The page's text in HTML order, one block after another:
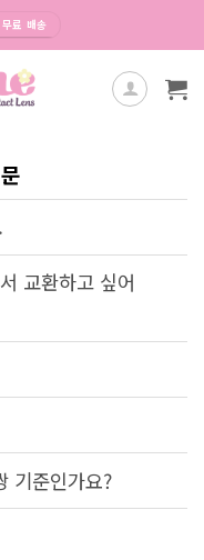
료 배송
교환하고 싶어
기준인가요?